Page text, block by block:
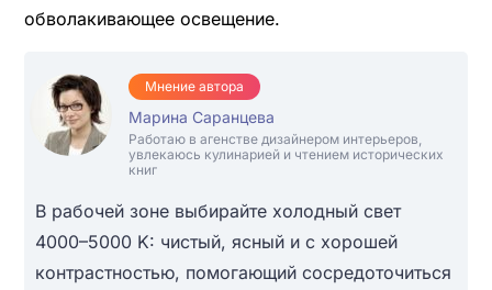
обволакивающее освещение.
Мнение автора
Марина Саранцева
Работаю в агенстве дизайнером интерьеров,
увлекаюсь кулинарией и чтением исторических
книг
В рабочей зоне выбирайте холодный свет
4000–5000 K: чистый, ясный и с хорошей
контрастностью, помогающий сосредоточиться